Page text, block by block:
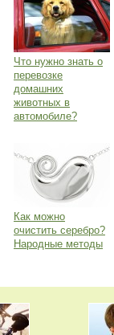
Что нужно знать о
перевозке
домашних
животных в
автомобиле?
Как можно
очистить серебро?
Народные методы